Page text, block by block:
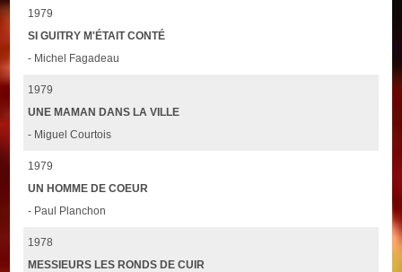
1979
SI GUITRY M'ÉTAIT CONTÉ
- Michel Fagadeau
1979
UNE MAMAN DANS LA VILLE
- Miguel Courtois
1979
UN HOMME DE COEUR
- Paul Planchon
1978
MESSIEURS LES RONDS DE CUIR